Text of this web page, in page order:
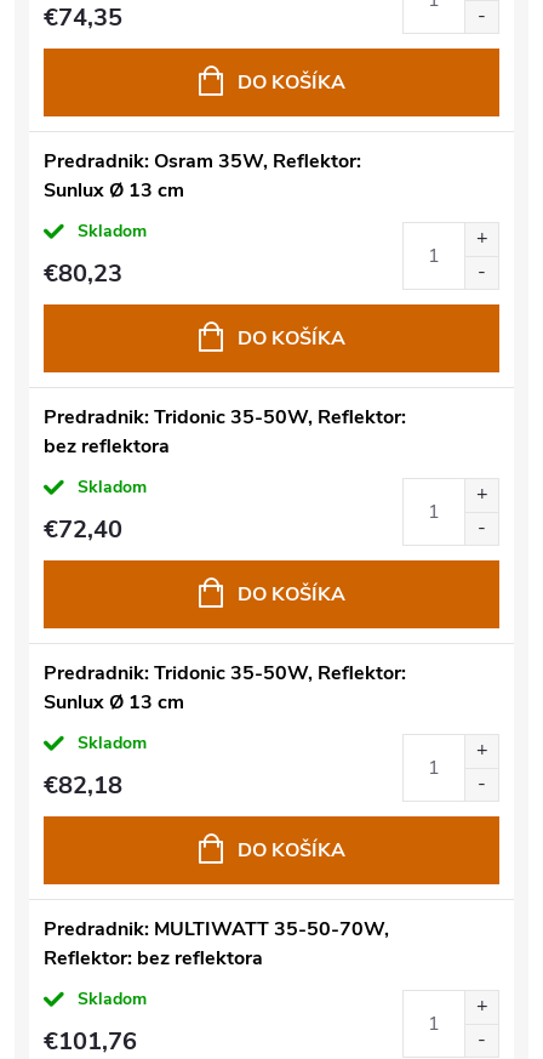
€74,35
DO KOŠÍKA
Predradnik: Osram 35W, Reflektor:
Sunlux Ø 13 cm
Skladom
€80,23
DO KOŠÍKA
Predradnik: Tridonic 35-50W, Reflektor:
bez reflektora
Skladom
€72,40
DO KOŠÍKA
Predradnik: Tridonic 35-50W, Reflektor:
Sunlux Ø 13 cm
Skladom
€82,18
DO KOŠÍKA
Predradnik: MULTIWATT 35-50-70W,
Reflektor: bez reflektora
Skladom
€101,76